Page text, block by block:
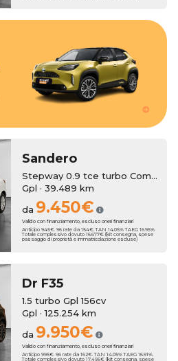
al momento dell'acquisto della
valutazione aggiuntiva fino a
Erreti Auto ha pensato a dei
vale zero!
Sandero
Stepway 0.9 tce turbo Comfort Gpl s&s 90cv
Gpl · 39.489 km
da 9.450€
Valido con finanziamento, escluso oneri finanziari
Anticipo 945€. 96 rate da 154€. TAN 14.05% TAEG 16.95%.
Totale complessivo dovuto 16.677€ (kit consegna, spese
passaggio di proprietà e immatricolazione escluse)
Dr F35
1.5 turbo Gpl 156cv
Gpl · 125.254 km
da 9.950€
Valido con finanziamento, escluso oneri finanziari
Anticipo 995€. 96 rate da 162€. TAN 14.05% TAEG 16.91%.
Totale complessivo dovuto 17.495€ (kit consegna, spese